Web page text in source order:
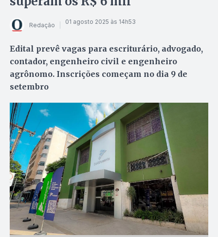
Redação 01 agosto 2025 às 14h53
Edital prevê vagas para escriturário, advogado,
contador, engenheiro civil e engenheiro
agrônomo. Inscrições começam no dia 9 de
setembro